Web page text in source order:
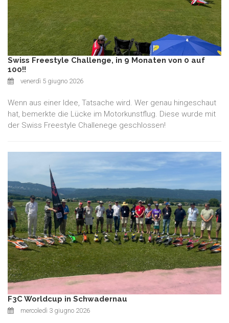
Swiss Freestyle Challenge, in 9 Monaten von 0 auf
100!!
venerdì 5 giugno 2026
Wenn aus einer Idee, Tatsache wird. Wer genau hingeschaut
hat, bemerkte die Lücke im Motorkunstflug. Diese wurde mit
der Swiss Freestyle Challenege geschlossen!
F3C Worldcup in Schwadernau
mercoledì 3 giugno 2026